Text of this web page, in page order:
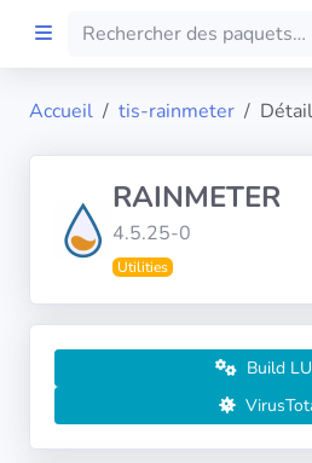
Preprod
Accueil tis-rainmeter
RAINMETER
4.5.25-0
Utilities
Build